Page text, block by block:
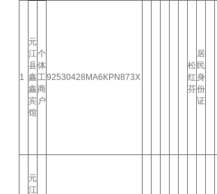
1
元
江
县
鑫
鑫
宾
馆
个
体
工
商
户
92530428MA6KPN873X
松
红
芬
居
民
身
份
证
元
江